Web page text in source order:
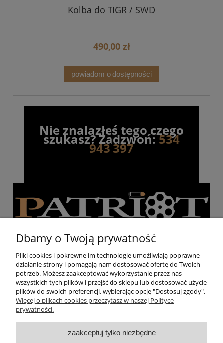
Kolba do TIGR / SWD
490,00 zł
powiadom o dostępności
Nie znalazłeś tego czego
szukasz? Zadzwoń:534
943 397
Pomoc
Moje konto
Dbamy o Twoją prywatność
Pliki cookies i pokrewne im technologie umożliwiają poprawne
działanie strony i pomagają nam dostosować ofertę do Twoich
potrzeb. Możesz zaakceptować wykorzystanie przez nas
wszystkich tych plików i przejść do sklepu lub dostosować użycie
plików do swoich preferencji, wybierając opcję "Dostosuj zgody".
Więcej o plikach cookies przeczytasz w naszej Polityce
prywatności.
zaakceptuj tylko niezbędne